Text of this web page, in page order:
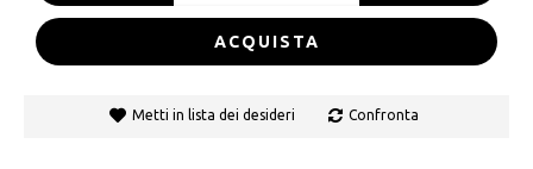
ACQUISTA
Metti in lista dei desideri Confronta